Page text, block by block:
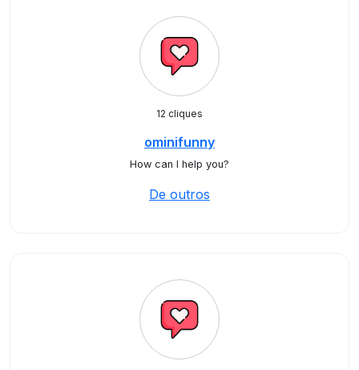
12 cliques
ominifunny
How can I help you?
De outros